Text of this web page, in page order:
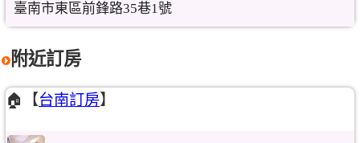
臺南市東區前鋒路35巷1號
附近訂房
🏠【台南訂房】